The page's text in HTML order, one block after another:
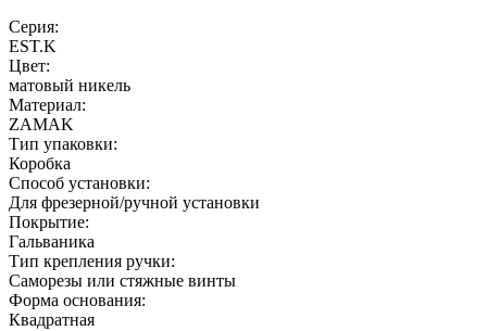
Серия:
EST.K
Цвет:
матовый никель
Материал:
ZAMAK
Тип упаковки:
Коробка
Способ установки:
Для фрезерной/ручной установки
Покрытие:
Гальваника
Тип крепления ручки:
Саморезы или стяжные винты
Форма основания:
Квадратная